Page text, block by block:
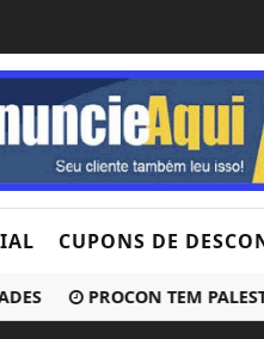
CUPONS DE
PROCON TEM PALESTRAS